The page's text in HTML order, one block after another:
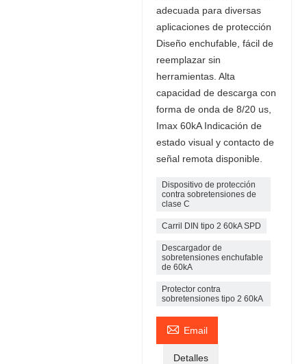
adecuada para diversas
aplicaciones de protección
Diseño enchufable, fácil de
reemplazar sin
herramientas. Alta
capacidad de descarga con
forma de onda de 8/20 us,
Imax 60kA Indicación de
estado visual y contacto de
señal remota disponible.
Dispositivo de protección
contra sobretensiones de
clase C
Carril DIN tipo 2 60kA SPD
Descargador de
sobretensiones enchufable
de 60kA
Protector contra
sobretensiones tipo 2 60kA
 Email
Detalles